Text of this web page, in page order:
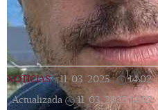
NOTICIAS | 11/03/2025 | 14:02 |
Actualizada
11/03/2025 14:02